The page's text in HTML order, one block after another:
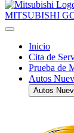
MITSUBISHI
Inicio
Cita de
Prueba de
Autos
Autos